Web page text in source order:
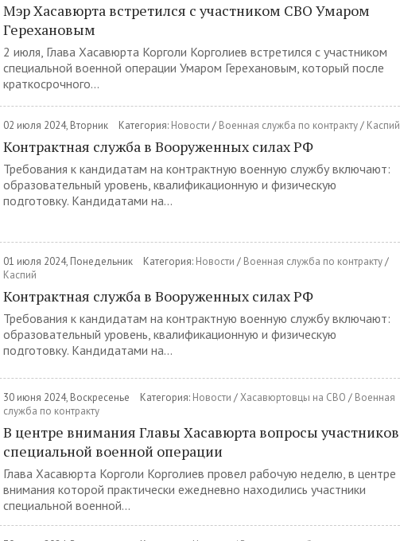
Мэр Хасавюрта встретился с участником СВО Умаром
Герехановым
2 июля, Глава Хасавюрта Корголи Корголиев встретился с участником
специальной военной операции Умаром Герехановым, который после
краткосрочного...
02 июля 2024, Вторник Категория: Новости / Военная служба по контракту/ Каспий
Контрактная служба в Вооруженных силах РФ
Требования к кандидатам на контрактную военную службу включают:
образовательный уровень, квалификационную и физическую
подготовку. Кандидатами на...
01 июля 2024, Понедельник Категория: Новости / Военная служба по контракту/
Каспий
Контрактная служба в Вооруженных силах РФ
Требования к кандидатам на контрактную военную службу включают:
образовательный уровень, квалификационную и физическую
подготовку. Кандидатами на...
30 июня 2024, Воскресенье Категория: Новости /Хасавюртовцы на СВО / Военная
служба по контракту
В центре внимания Главы Хасавюрта вопросы участников
специальной военной операции
Глава Хасавюрта Корголи Корголиев провел рабочую неделю, в центре
внимания которой практически ежедневно находились участники
специальной военной...